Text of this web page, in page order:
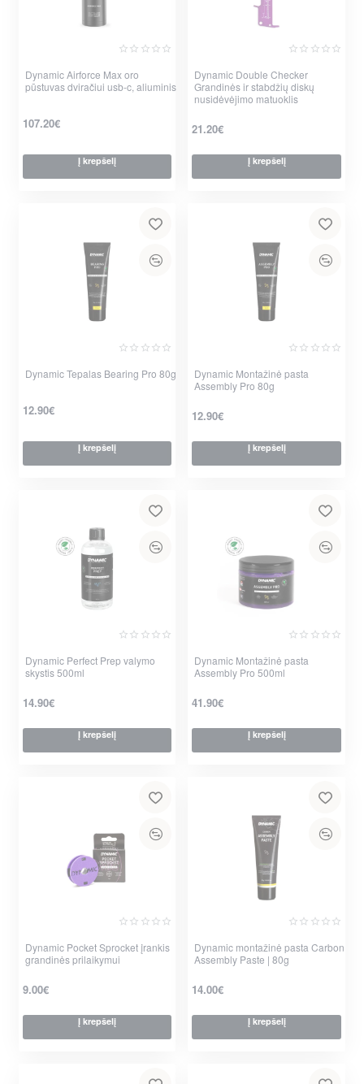
Nauja
Dynamic Airforce Max oro
pūstuvas dviračiui usb-c, aliuminis
107.20€
Į krepšelį
Nauja
Dynamic Double Checker
Grandinės ir stabdžių diskų
nusidėvėjimo matuoklis
21.20€
Į krepšelį
Nauja
Dynamic Tepalas Bearing Pro 80g
12.90€
Į krepšelį
Nauja
Dynamic Montažinė pasta
Assembly Pro 80g
12.90€
Į krepšelį
Nauja
Dynamic Perfect Prep valymo
skystis 500ml
14.90€
Į krepšelį
Nauja
Dynamic Montažinė pasta
Assembly Pro 500ml
41.90€
Į krepšelį
Dynamic Pocket Sprocket įrankis
grandinės prilaikymui
9.00€
Į krepšelį
Dynamic montažinė pasta Carbon
Assembly Paste | 80g
14.00€
Į krepšelį